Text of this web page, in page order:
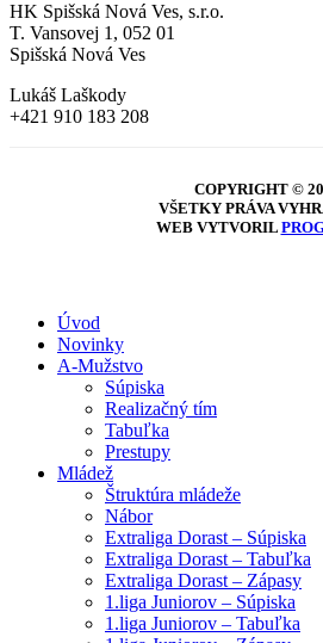
HK Spišská Nová Ves, s.r.o.
T. Vansovej 1, 052 01
Spišská Nová Ves
Lukáš Laškody
+421 910 183 208
COPYRIGHT ©
VŠETKY PRÁVA
WEB VYTVORIL
Close
Menu
Úvod
Novinky
A-Mužstvo
Súpiska
Realizačný tím
Tabuľka
Prestupy
Mládež
Štruktúra mládeže
Nábor
Extraliga Dorast – Súpiska
Extraliga Dorast – Tabuľka
Extraliga Dorast – Zápasy
1.liga Juniorov – Súpiska
1.liga Juniorov – Tabuľka